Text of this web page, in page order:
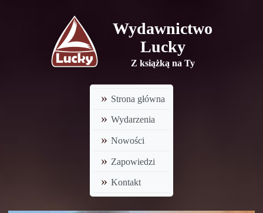
Wydawnictwo
Lucky
Z książką na Ty
Strona główna
Wydarzenia
Nowości
Zapowiedzi
Kontakt